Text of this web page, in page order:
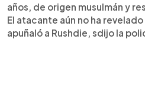
años, de origen musulmán y
El atacante aún no ha
apuñaló a Rushdie, sdijo la